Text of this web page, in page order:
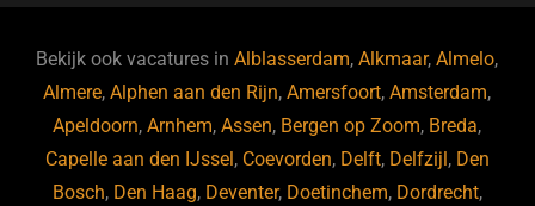
b
o
o
k
ky dI
n
Bekijk ook vacatures inAlblasserdam,Alkmaar,Almelo,
Almere,Alphen aan den Rijn,Amersfoort,Amsterdam,
Apeldoorn,Arnhem,Assen, Bergen op Zoom, Breda,
Capelle aan den IJssel , Coevorden, Delft, Delfzijl , Den
Bosch, Den Haag, Deventer, Doetinchem, Dordrecht,